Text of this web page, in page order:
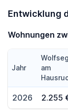
Entwicklung
Wohnungen
Jahr
am
2026 2.255